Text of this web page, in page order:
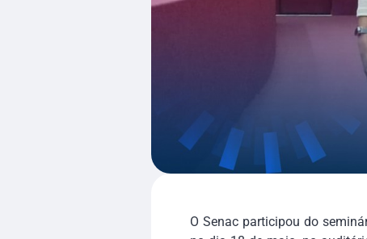
O Senac participou do